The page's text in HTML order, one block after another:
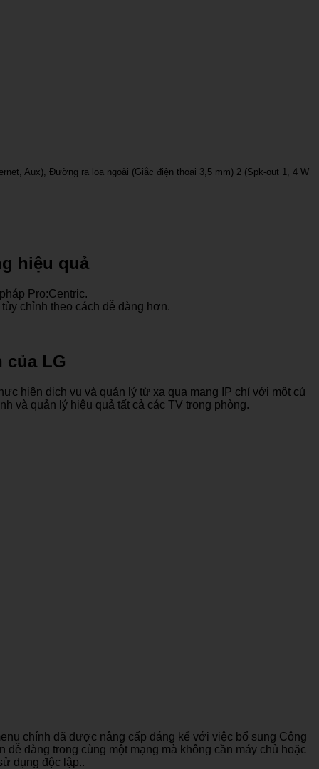
Aux), Đường ra loa ngoài (Giắc điện thoại 3,5 mm) 2 (Spk-out 1, 4 W
hiệu quả
Pro:Centric.
chỉnh theo cách dễ dàng hơn.
của LG
hiện dịch vụ và quản lý từ xa qua mạng IP chỉ với một cú
và quản lý hiệu quả tất cả các TV trong phòng.
chính đã được nâng cấp đáng kể với việc bổ sung Công
dàng trong cùng một mạng mà không cần máy chủ hoặc
dụng độc lập..